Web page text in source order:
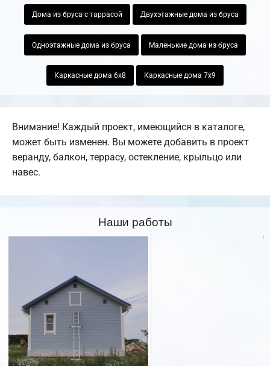
Дома из бруса с таррасой Двухэтажные дома из бруса
Одноэтажные дома из бруса Маленькие дома из бруса
Каркасные дома 6х8 Каркасные дома 7х9
Внимание! Каждый проект, имеющийся в каталоге,
может быть изменен. Вы можете добавить в проект
веранду, балкон, террасу, остекление, крыльцо или
навес.
Наши работы